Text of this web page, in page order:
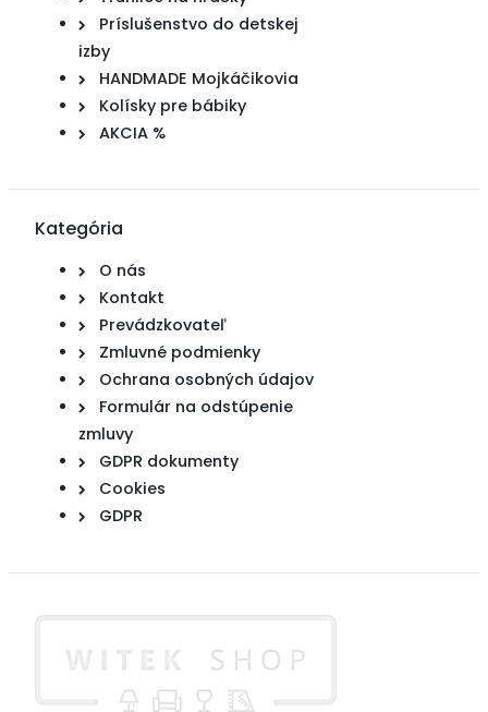
Príslušenstvo do detskej
izby
HANDMADE Mojkáčikovia
Kolísky pre bábiky
AKCIA %
Kategória
O nás
Kontakt
Prevádzkovateľ
Zmluvné podmienky
Ochrana osobných údajov
Formulár na odstúpenie
zmluvy
GDPR dokumenty
Cookies
GDPR